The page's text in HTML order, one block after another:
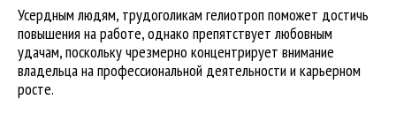
Усердным людям, трудоголикам гелиотроп поможет достичь
повышения на работе, однако препятствует любовным
удачам, поскольку чрезмерно концентрирует внимание
владельца на профессиональной деятельности и карьерном
росте.